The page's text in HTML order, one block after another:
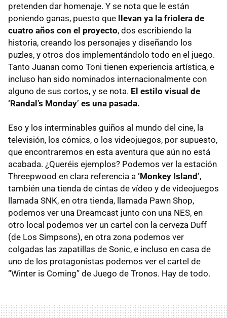
pretenden dar homenaje. Y se nota que le están
poniendo ganas, puesto que llevan ya la friolera de
cuatro años con el proyecto, dos escribiendo la
historia, creando los personajes y diseñando los
puzles, y otros dos implementándolo todo en el juego.
Tanto Juanan como Toni tienen experiencia artística, e
incluso han sido nominados internacionalmente con
alguno de sus cortos, y se nota. El estilo visual de
‘Randal’s Monday’ es una pasada.
Eso y los interminables guiños al mundo del cine, la
televisión, los cómics, o los videojuegos, por supuesto,
que encontraremos en esta aventura que aún no está
acabada. ¿Queréis ejemplos? Podemos ver la estación
Threepwood en clara referencia a ‘Monkey Island’,
también una tienda de cintas de vídeo y de videojuegos
llamada SNK, en otra tienda, llamada Pawn Shop,
podemos ver una Dreamcast junto con una NES, en
otro local podemos ver un cartel con la cerveza Duff
(de Los Simpsons), en otra zona podemos ver
colgadas las zapatillas de Sonic, e incluso en casa de
uno de los protagonistas podemos ver el cartel de
“Winter is Coming” de Juego de Tronos. Hay de todo.